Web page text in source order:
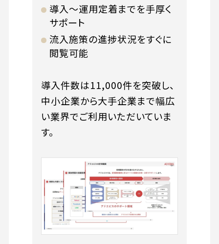
導入～運用定着までを手厚く
サポート
流入施策の進捗状況をすぐに
閲覧可能
導入件数は11,000件を突破し、
中小企業から大手企業まで幅広
い業界でご利用いただいていま
す。